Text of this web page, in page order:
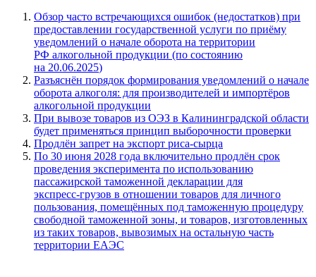
Обзор часто встречающихся ошибок (недостатков) при
предоставлении государственной услуги по приёму
уведомлений о начале оборота на территории
РФ алкогольной продукции (по состоянию
на 20.06.2025)
Разъяснён порядок формирования уведомлений о начале
оборота алкоголя: для производителей и импортёров
алкогольной продукции
При вывозе товаров из ОЭЗ в Калининградской области
будет применяться принцип выборочности проверки
Продлён запрет на экспорт риса-сырца
По 30 июня 2028 года включительно продлён срок
проведения эксперимента по использованию
пассажирской таможенной декларации для
экспресс-грузов в отношении товаров для личного
пользования, помещённых под таможенную процедуру
свободной таможенной зоны, и товаров, изготовленных
из таких товаров, вывозимых на остальную часть
территории ЕАЭС